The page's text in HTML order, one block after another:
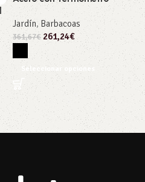
Jardín,Barbacoas
361,67€ 261,24€
Seleccionar opciones